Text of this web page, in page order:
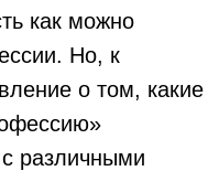
как можно
Но, к
о том, какие
различными